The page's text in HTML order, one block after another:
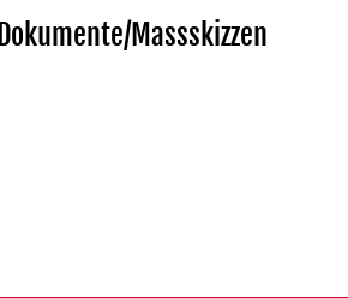
Dokumente/Massskizzen